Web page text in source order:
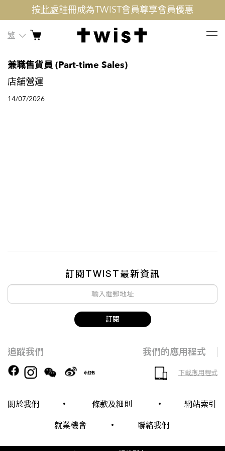
按此處註冊成為TWIST會員尊享會員優惠
繁
兼職售貨員 (Part-time Sales)
店舖營運
14/07/2026
訂閱TWIST最新資訊
訂閱
追蹤我們 我們的應用程式
下載應用程式
關於我們 條款及細則
網站索引
就業機會
聯絡我們